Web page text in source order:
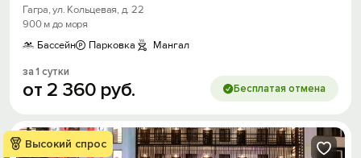
Гагра, ул. Кольцевая, д. 22
900 м до моря
Бассейн
Парковка Мангал
за 1 сутки
от 2 360 руб. Бесплатая отмена
Высокий спрос